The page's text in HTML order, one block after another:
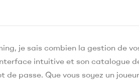
je sais combien la gestion de
intuitive et son catalogue
passe. Que vous soyez un